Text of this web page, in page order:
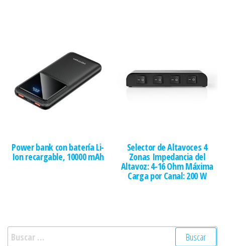
Power bank con batería Li-
Ion recargable, 10000 mAh
Selector de Altavoces 4
Zonas Impedancia del
Altavoz: 4-16 Ohm Máxima
Carga por Canal: 200 W
Buscar: